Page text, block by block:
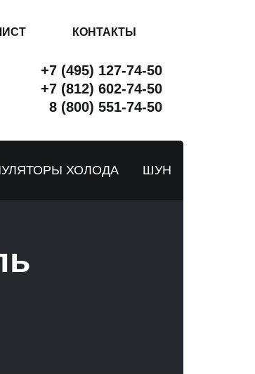
КОНТАКТЫ
+7 (495) 127-74-50
+7 (812) 602-74-50
8 (800) 551-74-50
ХОЛОДА ШУН